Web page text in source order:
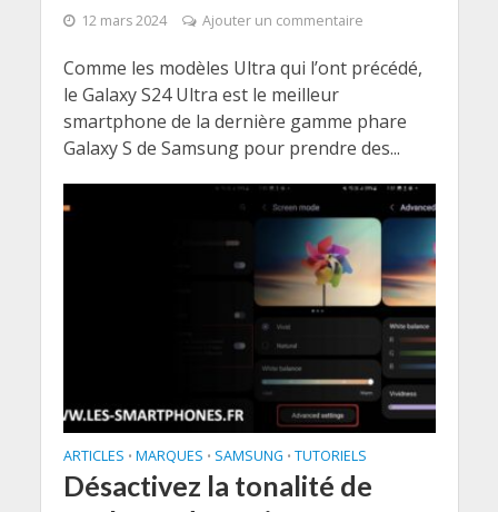
12 mars 2024 Ajouter un commentaire
Comme les modèles Ultra qui l’ont précédé,
le Galaxy S24 Ultra est le meilleur
smartphone de la dernière gamme phare
Galaxy S de Samsung pour prendre des...
ARTICLES • MARQUES • SAMSUNG • TUTORIELS
Désactivez la tonalité de